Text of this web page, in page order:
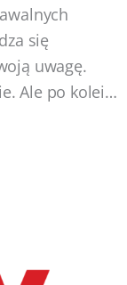
się
uwagę.
Ale po kolei…